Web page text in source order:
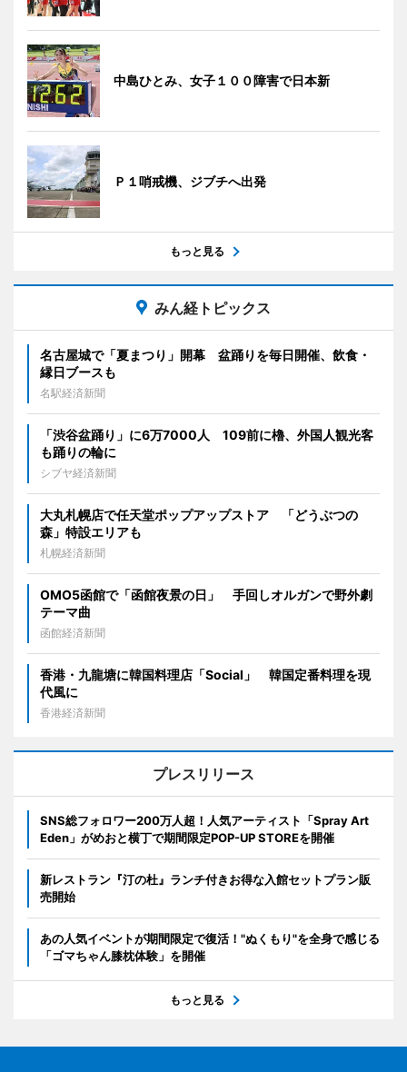
中島ひとみ、女子１００障害で日本新
Ｐ１哨戒機、ジブチへ出発
もっと見る
みん経トピックス
名古屋城で「夏まつり」開幕 盆踊りを毎日開催、飲食・
縁日ブースも
名駅経済新聞
「渋谷盆踊り」に6万7000人 109前に櫓、外国人観光客
も踊りの輪に
シブヤ経済新聞
大丸札幌店で任天堂ポップアップストア 「どうぶつの
森」特設エリアも
札幌経済新聞
OMO5函館で「函館夜景の日」 手回しオルガンで野外劇
テーマ曲
函館経済新聞
香港・九龍塘に韓国料理店「Social」 韓国定番料理を現
代風に
香港経済新聞
プレスリリース
SNS総フォロワー200万人超！人気アーティスト「Spray Art
Eden」がめおと横丁で期間限定POP-UP STOREを開催
新レストラン『汀の杜』ランチ付きお得な入館セットプラン販
売開始
あの人気イベントが期間限定で復活！"ぬくもり"を全身で感じる
「ゴマちゃん膝枕体験」を開催
もっと見る